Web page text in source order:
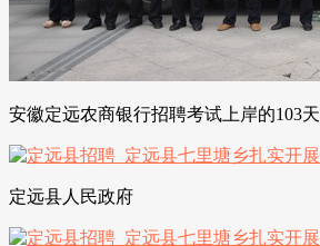
安徽定远农商银行招聘考试上岸的103天
定远县人民政府